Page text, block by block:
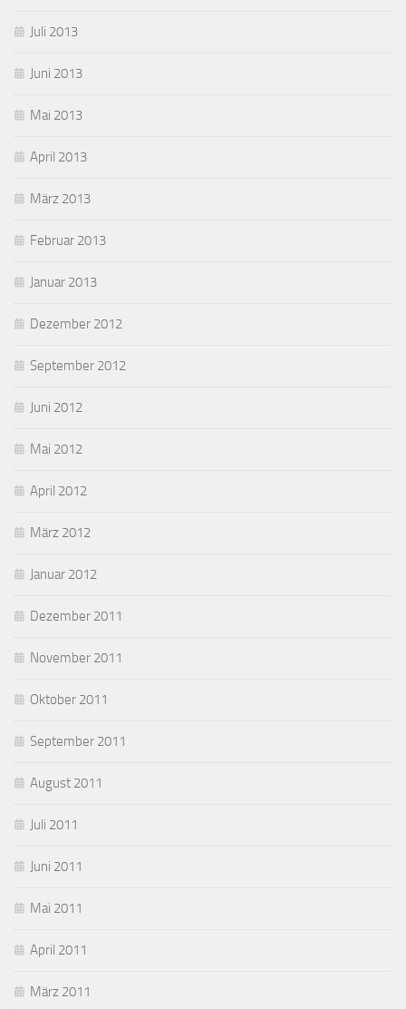
Juli 2013
Juni 2013
Mai 2013
April 2013
März 2013
Februar 2013
Januar 2013
Dezember 2012
September 2012
Juni 2012
Mai 2012
April 2012
März 2012
Januar 2012
Dezember 2011
November 2011
Oktober 2011
September 2011
August 2011
Juli 2011
Juni 2011
Mai 2011
April 2011
März 2011